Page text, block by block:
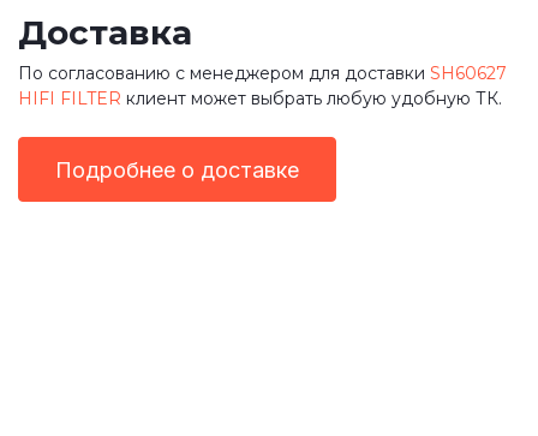
Доставка
По согласованию с менеджером для доставки SH60627
HIFI FILTER клиент может выбрать любую удобную ТК.
Подробнее о доставке